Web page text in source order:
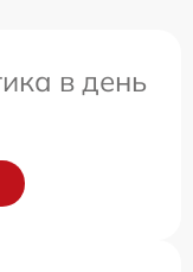
в день